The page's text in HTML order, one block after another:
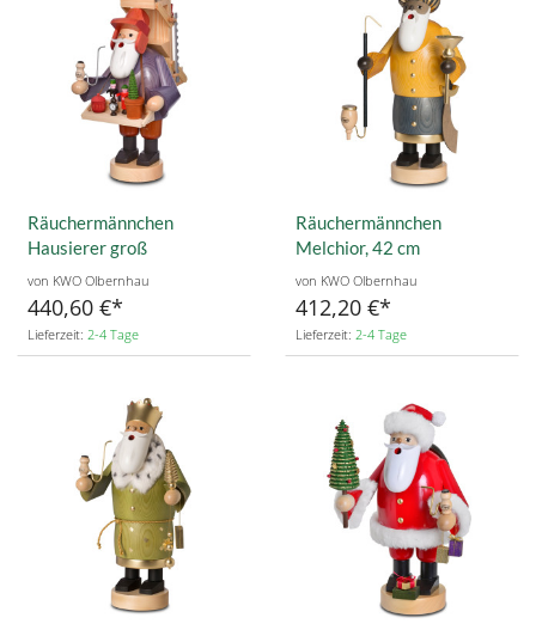
Räuchermännchen
Hausierer groß
von KWO Olbernhau
440,60 €
Lieferzeit: 2-4 Tage
Räuchermännchen
Melchior, 42 cm
von KWO Olbernhau
412,20 €
Lieferzeit: 2-4 Tage